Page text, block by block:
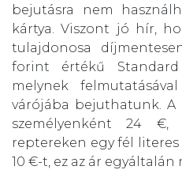
bejutásra nem
kártya. Viszont jó hír,
tulajdonosa
forint értékű
melynek
várójába bejuthatunk. A
személyenként 24
reptereken egy fél
10 €-t, ez az ár